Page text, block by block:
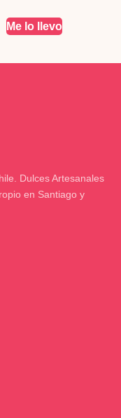
Me lo llevo
Dulces Artesanales
en Santiago y